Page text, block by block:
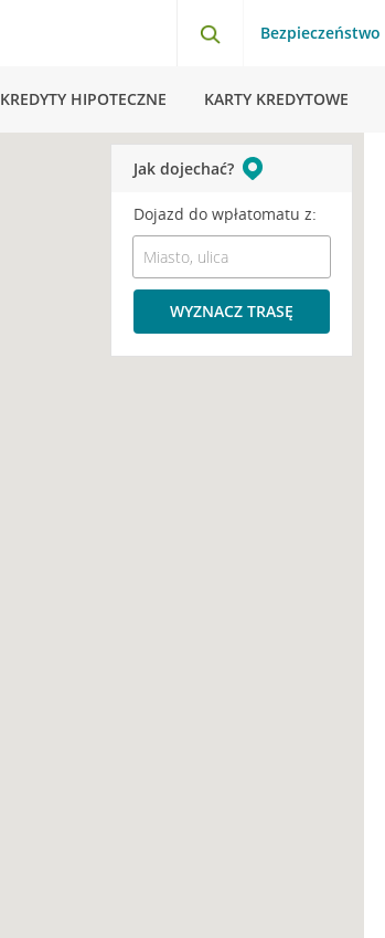
Bezpieczeństwo
KREDYTY HIPOTECZNE KARTY KREDYTOWE
Jak dojechać?
Dojazd do wpłatomatu z:
WYZNACZ TRASĘ